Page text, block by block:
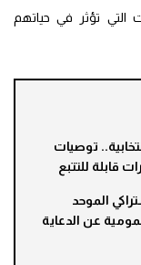
تؤثر في حياتهم
توصيات
قابلة للتتبع
الموحد
عن الدعاية